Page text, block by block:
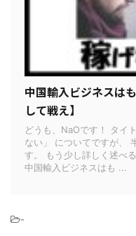
中国輸入ビジネスは
して戦え】
どうも、NaOです！ タイ
ない」 についてですが、
す。 もう少し詳しく述べ
中国輸入ビジネスはも ...
-